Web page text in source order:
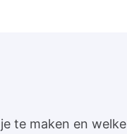
te maken en welke